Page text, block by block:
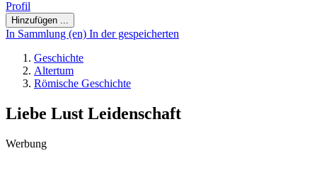
Profil
Hinzufügen ...
In Sammlung (en) In der gespeicherten
Geschichte
Altertum
Römische Geschichte
Liebe Lust Leidenschaft
Werbung